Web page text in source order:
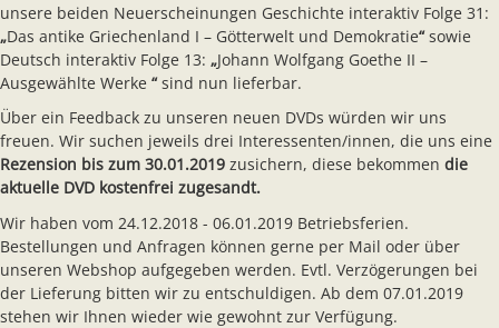
unsere beiden Neuerscheinungen Geschichte interaktiv Folge 31:
„Das antike Griechenland I – Götterwelt und Demokratie“sowie
Deutsch interaktiv Folge 13: „Johann Wolfgang Goethe II –
Ausgewählte Werke “sind nun lieferbar.
Über ein Feedback zu unseren neuen DVDs würden wir uns
freuen. Wir suchen jeweils drei Interessenten/innen, die uns eine
Rezension bis zum 30.01.2019 zusichern, diese bekommen die
aktuelle DVD kostenfrei zugesandt.
Wir haben vom 24.12.2018 - 06.01.2019 Betriebsferien.
Bestellungen und Anfragen können gerne per Mail oder über
unseren Webshop aufgegeben werden. Evtl. Verzögerungen bei
der Lieferung bitten wir zu entschuldigen. Ab dem 07.01.2019
stehen wir Ihnen wieder wie gewohnt zur Verfügung.